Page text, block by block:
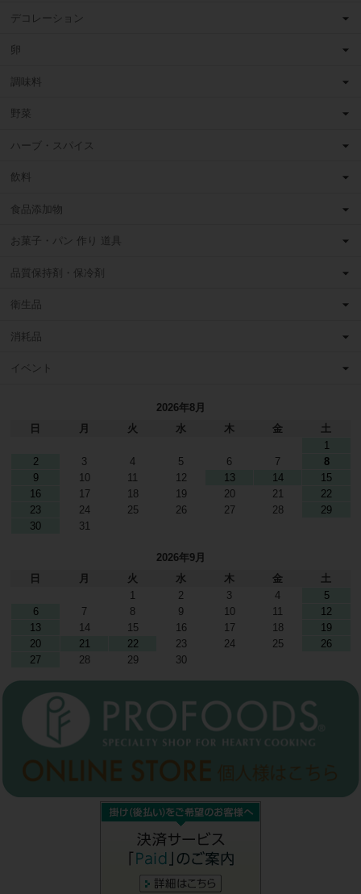
デコレーション
卵
調味料
野菜
ハーブ・スパイス
飲料
食品添加物
お菓子・パン 作り 道具
品質保持剤・保冷剤
衛生品
消耗品
イベント
2026年8月
日
月 火 水 木 金
土
1
2
3 4 5 6 7
8
9
10 11 12 13 14
15
16
17 18 19 20 21
22
23
24 25 26 27 28
29
30
31
2026年9月
日
月 火 水 木 金
土
1
2 3 4
5
6
7 8 9 10 11
12
13
14 15 16 17 18
19
20
21 22 23 24 25
26
27
28 29 30